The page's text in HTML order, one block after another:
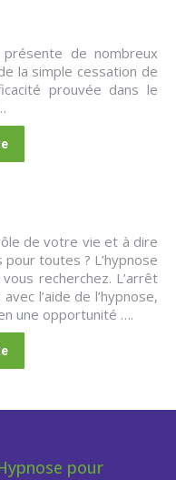
présente de nombreux
la simple cessation de
prouvée dans le
de votre vie et à dire
toutes ? L’hypnose
recherchez. L’arrêt
l’aide de l’hypnose,
une opportunité ….
pour